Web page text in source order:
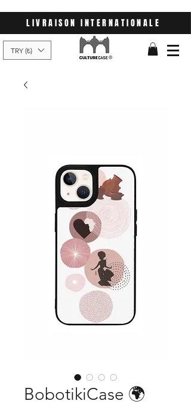
LIVRAISON INTERNATIONALE
TRY (₺)
BobotikiCase 🌍